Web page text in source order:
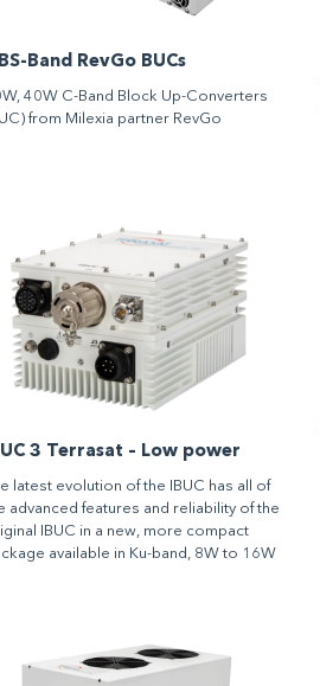
Band RevGo BUCs
40W C-Band Block Up-Converters
from Milexia partner RevGo
3 Terrasat – Low power
latest evolution of the IBUC has all of
advanced features and reliability of the
IBUC in a new, more compact
available in Ku-band, 8W to 16W